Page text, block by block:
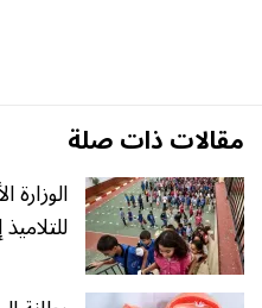
مقالات ذات صلة
للتلاميذ إلى 21